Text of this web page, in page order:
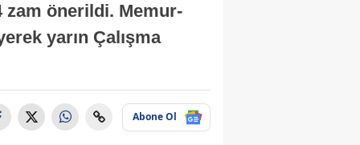
zam önerildi. Memur-
yarın Çalışma
Abone Ol